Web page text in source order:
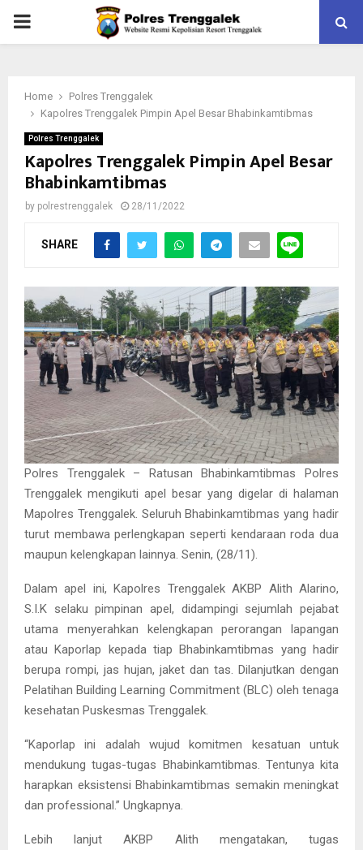
PRIMARY
Home
Polres Trenggalek
Kapolres Trenggalek Pimpin Apel Besar Bhabinkamtibmas
Polres Trenggalek
Kapolres Trenggalek Pimpin Apel Besar
Bhabinkamtibmas
by polrestrenggalek 28/11/2022
SHARE
Polres Trenggalek – Ratusan Bhabinkamtibmas Polres
Trenggalek mengikuti apel besar yang digelar di halaman
Mapolres Trenggalek. Seluruh Bhabinkamtibmas yang hadir
turut membawa perlengkapan seperti kendaraan roda dua
maupun kelengkapan lainnya. Senin, (28/11).
Dalam apel ini, Kapolres Trenggalek AKBP Alith Alarino,
S.I.K selaku pimpinan apel, didampingi sejumlah pejabat
utama menyerahkan kelengkapan perorangan lapangan
atau Kaporlap kepada tiap Bhabinkamtibmas yang hadir
berupa rompi, jas hujan, jaket dan tas. Dilanjutkan dengan
Pelatihan Building Learning Commitment (BLC) oleh tenaga
kesehatan Puskesmas Trenggalek.
“Kaporlap ini adalah wujud komitmen kesatuan untuk
mendukung tugas-tugas Bhabinkamtibmas. Tentunya kita
harapkan eksistensi Bhabinkamtibmas semakin meningkat
dan professional.” Ungkapnya.
Lebih lanjut AKBP Alith mengatakan, tugas